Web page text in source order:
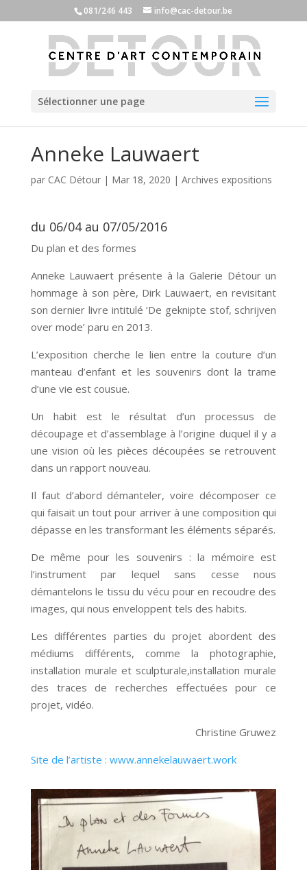
081/246 443 info@cac-detour.be
Sélectionner une page
Anneke Lauwaert
par CAC Détour| Mar 18, 2020 | Archives expositions
du 06/04 au 07/05/2016
Du plan et des formes
Anneke Lauwaert présente à la Galerie Détour un
hommage à son père, Dirk Lauwaert, en revisitant
son dernier livre intitulé ‘De geknipte stof, schrijven
over mode’ paru en 2013.
L’exposition cherche le lien entre la couture d’un
manteau d’enfant et les souvenirs dont la trame
d’une vie est cousue.
Un habit est le résultat d’un processus de
découpage et d’assemblage à l’origine duquel il y a
une vision où les pièces découpées se retrouvent
dans un rapport nouveau.
Il faut d’abord démanteler, voire décomposer ce
qui faisait un tout pour arriver à une composition qui
dépasse en les transformant les éléments séparés.
De même pour les souvenirs : la mémoire est
l’instrument par lequel sans cesse nous
démantelons le tissu du vécu pour en recoudre des
images, qui nous enveloppent tels des habits.
Les différentes parties du projet abordent des
médiums différents, comme la photographie,
installation murale et sculpturale,installation murale
des traces de recherches effectuées pour ce
projet, vidéo.
Christine Gruwez
Site de l’artiste : www.annekelauwaert.work